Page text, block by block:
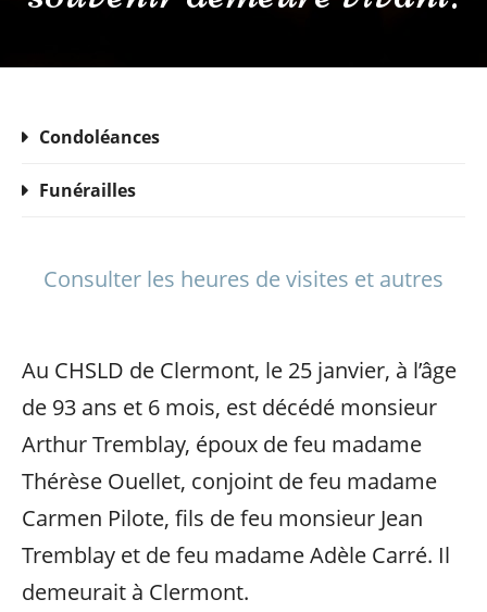
Condoléances
Funérailles
Consulter les heures de visites et autres
Au CHSLD de Clermont, le 25 janvier, à l’âge
de 93 ans et 6 mois, est décédé monsieur
Arthur Tremblay, époux de feu madame
Thérèse Ouellet, conjoint de feu madame
Carmen Pilote, fils de feu monsieur Jean
Tremblay et de feu madame Adèle Carré. Il
demeurait à Clermont.